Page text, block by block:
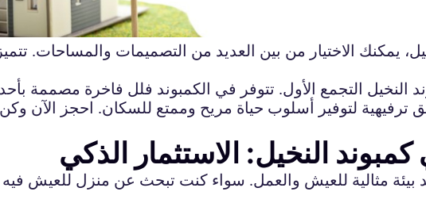
يمكنك الاختيار من بين العديد من التصميمات والمساحات.
التجمع الأول. تتوفر في الكمبوند فلل فاخرة مصممة
لتوفير أسلوب حياة مريح وممتع للسكان. احجز الآن وكن
النخيل: الاستثمار الذكي
بيئة مثالية للعيش والعمل. سواء كنت تبحث عن منزل للعيش فيه